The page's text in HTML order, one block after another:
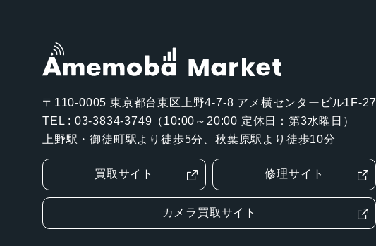
〒110-0005 東京都台東区上野4-7-8 アメ横センタービル1F-27
TEL : 03-3834-3749（10:00～20:00 定休日：第3水曜日）
上野駅・御徒町駅より徒歩5分、秋葉原駅より徒歩10分
買取サイト 修理サイト
カメラ買取サイト